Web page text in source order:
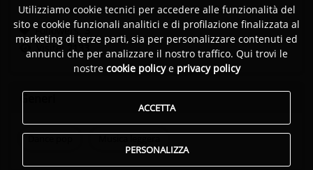
Followers:3
Visite:
2133
Generi
Utilizziamo cookie tecnici per accedere alle funzionalità del
sito e cookie funzionali analitici e di profilazione finalizzata al
marketing di terze parti, sia per personalizzare contenuti ed
annunci che per analizzare il nostro traffico. Qui trovi le
nostre cookie policye privacy policy
ACCETTA
PERSONALIZZA